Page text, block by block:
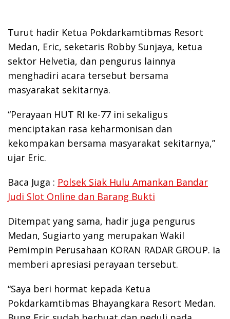
Turut hadir Ketua Pokdarkamtibmas Resort
Medan, Eric, seketaris Robby Sunjaya, ketua
sektor Helvetia, dan pengurus lainnya
menghadiri acara tersebut bersama
masyarakat sekitarnya.
“Perayaan HUT RI ke-77 ini sekaligus
menciptakan rasa keharmonisan dan
kekompakan bersama masyarakat sekitarnya,”
ujar Eric.
Baca Juga : Polsek Siak Hulu Amankan Bandar
Judi Slot Online dan Barang Bukti
Ditempat yang sama, hadir juga pengurus
Medan, Sugiarto yang merupakan Wakil
Pemimpin Perusahaan KORAN RADAR GROUP. Ia
memberi apresiasi perayaan tersebut.
“Saya beri hormat kepada Ketua
Pokdarkamtibmas Bhayangkara Resort Medan.